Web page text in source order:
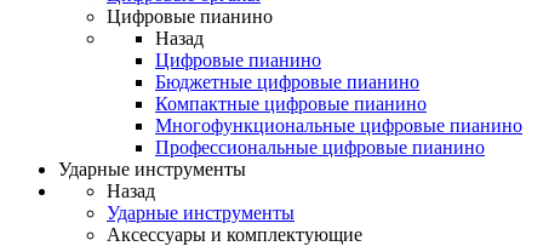
Цифровые пианино
Назад
Цифровые пианино
Бюджетные цифровые пианино
Компактные цифровые пианино
Многофункциональные цифровые пианино
Профессиональные цифровые пианино
Ударные инструменты
Назад
Ударные инструменты
Аксессуары и комплектующие